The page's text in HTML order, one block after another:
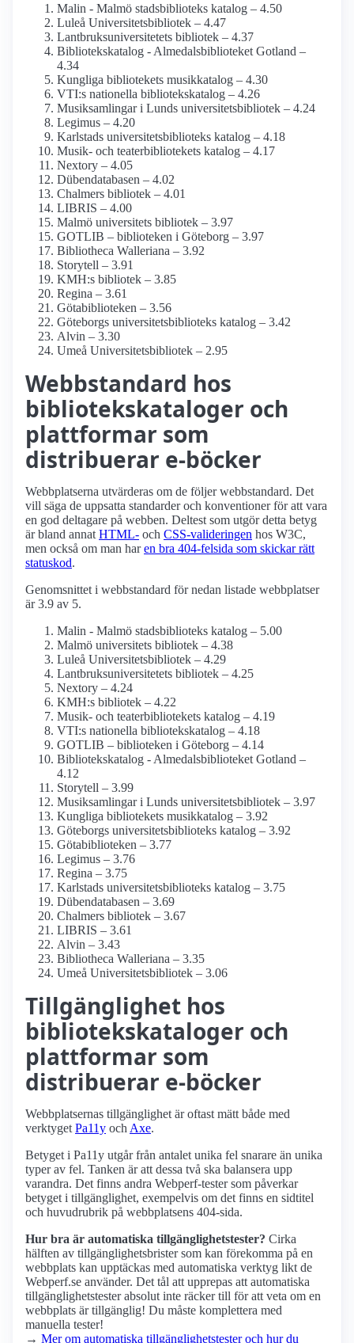
Malin - Malmö stadsbiblioteks katalog – 4.50
Luleå Universitetsbibliotek – 4.47
Lantbruksuniversitetets bibliotek – 4.37
Bibliotekskatalog - Almedalsbiblioteket Gotland –
4.34
Kungliga bibliotekets musikkatalog – 4.30
VTI:s nationella bibliotekskatalog – 4.26
Musiksamlingar i Lunds universitetsbibliotek – 4.24
Legimus – 4.20
Karlstads universitetsbiblioteks katalog – 4.18
Musik- och teaterbibliotekets katalog – 4.17
Nextory – 4.05
Dübendatabasen – 4.02
Chalmers bibliotek – 4.01
LIBRIS – 4.00
Malmö universitets bibliotek – 3.97
GOTLIB – biblioteken i Göteborg – 3.97
Bibliotheca Walleriana – 3.92
Storytell – 3.91
KMH:s bibliotek – 3.85
Regina – 3.61
Götabiblioteken – 3.56
Göteborgs universitetsbiblioteks katalog – 3.42
Alvin – 3.30
Umeå Universitetsbibliotek – 2.95
Webbstandard hos
bibliotekskataloger och
plattformar som
distribuerar e-böcker
Webbplatserna utvärderas om de följer webbstandard. Det
vill säga de uppsatta standarder och konventioner för att vara
en god deltagare på webben. Deltest som utgör detta betyg
är bland annat HTML- och CSS-valideringen hos W3C,
men också om man haren bra 404-felsida som skickar rätt
statuskod.
Genomsnittet i webbstandard för nedan listade webbplatser
är 3.9 av 5.
Malin - Malmö stadsbiblioteks katalog – 5.00
Malmö universitets bibliotek – 4.38
Luleå Universitetsbibliotek – 4.29
Lantbruksuniversitetets bibliotek – 4.25
Nextory – 4.24
KMH:s bibliotek – 4.22
Musik- och teaterbibliotekets katalog – 4.19
VTI:s nationella bibliotekskatalog – 4.18
GOTLIB – biblioteken i Göteborg – 4.14
Bibliotekskatalog - Almedalsbiblioteket Gotland –
4.12
Storytell – 3.99
Musiksamlingar i Lunds universitetsbibliotek – 3.97
Kungliga bibliotekets musikkatalog – 3.92
Göteborgs universitetsbiblioteks katalog – 3.92
Götabiblioteken – 3.77
Legimus – 3.76
Regina – 3.75
Karlstads universitetsbiblioteks katalog – 3.75
Dübendatabasen – 3.69
Chalmers bibliotek – 3.67
LIBRIS – 3.61
Alvin – 3.43
Bibliotheca Walleriana – 3.35
Umeå Universitetsbibliotek – 3.06
Tillgänglighet hos
bibliotekskataloger och
plattformar som
distribuerar e-böcker
Webbplatsernas tillgänglighet är oftast mätt både med
verktyget Pa11y och Axe.
Betyget i Pa11y utgår från antalet unika fel snarare än unika
typer av fel. Tanken är att dessa två ska balansera upp
varandra. Det finns andra Webperf-tester som påverkar
betyget i tillgänglighet, exempelvis om det finns en sidtitel
och huvudrubrik på webbplatsens 404-sida.
Hur bra är automatiska tillgänglighets­tester? Cirka
hälften av tillgänglighets­brister som kan förekomma på en
webbplats kan upptäckas med automatiska verktyg likt de
Webperf.se använder. Det tål att upprepas att automatiska
tillgänglighets­tester absolut inte räcker till för att veta om en
webbplats är tillgänglig! Du måste komplettera med
manuella tester!
→ Mer om automatiska tillgänglighets­tester och hur du